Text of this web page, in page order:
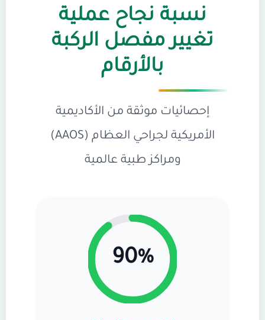
نسبة نجاح عملية
تغيير مفصل الركبة
بالأرقام
إحصائيات موثقة من الأكاديمية
الأمريكية لجراحي العظام (AAOS)
ومراكز طبية عالمية
90%